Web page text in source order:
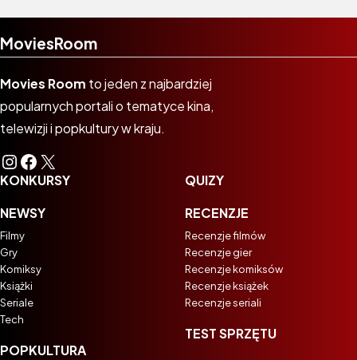
MoviesRoom
Movies Room to jeden z najbardziej
popularnych portali o tematyce kina,
telewizji i popkultury w kraju.
Instagram
Facebook
X
KONKURSY
NEWSY
Filmy
Gry
Komiksy
Książki
Seriale
Tech
POPKULTURA
QUIZY
RECENZJE
Recenzje filmów
Recenzje gier
Recenzje komiksów
Recenzje książek
Recenzje seriali
TEST SPRZĘTU